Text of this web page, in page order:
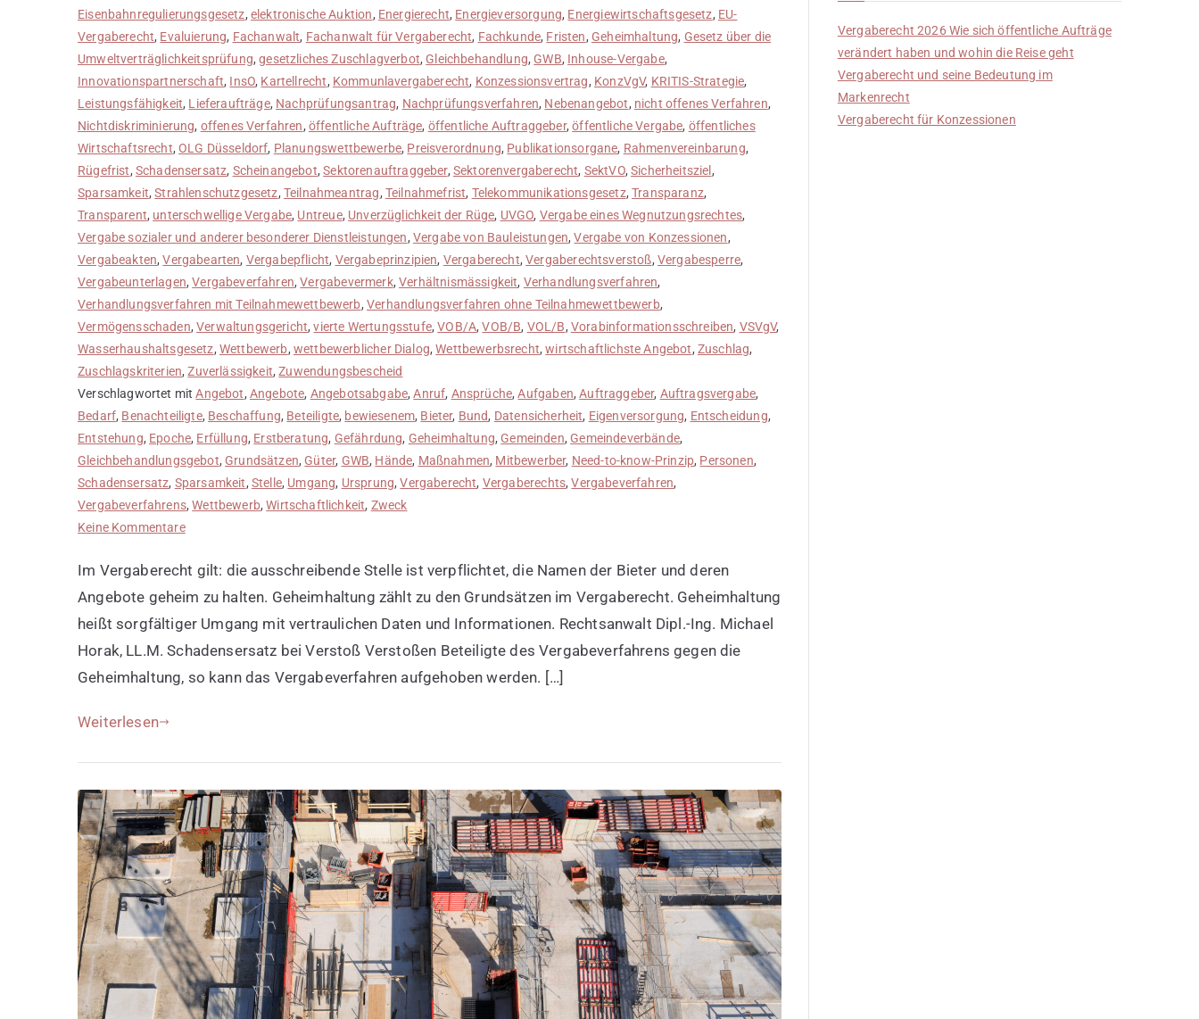
Eisenbahnregulierungsgesetz, elektronische Auktion, Energierecht, Energieversorgung, Energiewirtschaftsgesetz, EU-
Vergaberecht, Evaluierung, Fachanwalt, Fachanwalt für Vergaberecht, Fachkunde, Fristen, Geheimhaltung, Gesetz über die
Umweltverträglichkeitsprüfung,gesetzliches Zuschlagverbot, Gleichbehandlung, GWB, Inhouse-Vergabe,
Innovationspartnerschaft, InsO, Kartellrecht, Kommunlavergaberecht, Konzessionsvertrag, KonzVgV, KRITIS-Strategie,
Leistungsfähigkeit, Lieferaufträge, Nachprüfungsantrag, Nachprüfungsverfahren, Nebenangebot, nicht offenes Verfahren,
Nichtdiskriminierung, offenes Verfahren, öffentliche Aufträge, öffentliche Auftraggeber,öffentliche Vergabe, öffentliches
Wirtschaftsrecht,OLG Düsseldorf, Planungswettbewerbe, Preisverordnung, Publikationsorgane, Rahmenvereinbarung,
Rügefrist, Schadensersatz, Scheinangebot,Sektorenauftraggeber, Sektorenvergaberecht, SektVO,Sicherheitsziel ,
Sparsamkeit,Strahlenschutzgesetz, Teilnahmeantrag, Teilnahmefrist, Telekommunikationsgesetz,Transparanz,
Transparent, unterschwellige Vergabe, Untreue, Unverzüglichkeit der Rüge, UVGO, Vergabe eines Wegnutzungsrechtes,
Vergabe sozialer und anderer besonderer Dienstleistungen, Vergabe von Bauleistungen,Vergabe von Konzessionen,
Vergabeakten,Vergabearten, Vergabepflicht, Vergabeprinzipien, Vergaberecht,Vergaberechtsverstoß, Vergabesperre,
Vergabeunterlagen,Vergabeverfahren,Vergabevermerk,Verhältnismässigkeit, Verhandlungsverfahren,
Verhandlungsverfahren mit Teilnahmewettbewerb, Verhandlungsverfahren ohne Teilnahmewettbewerb,
Vermögensschaden,Verwaltungsgericht,vierte Wertungsstufe,VOB/A,VOB/B, VOL/B, Vorabinformationsschreiben, VSVgV,
Wasserhaushaltsgesetz, Wettbewerb, wettbewerblicher Dialog,Wettbewerbsrecht,wirtschaftlichste Angebot, Zuschlag,
Zuschlagskriterien,Zuverlässigkeit,Zuwendungsbescheid
Verschlagwortet mitAngebot, Angebote, Angebotsabgabe,Anruf, Ansprüche,Aufgaben,Auftraggeber, Auftragsvergabe,
Bedarf, Benachteiligte, Beschaffung, Beteiligte, bewiesenem, Bieter, Bund, Datensicherheit, Eigenversorgung, Entscheidung,
Entstehung, Epoche, Erfüllung, Erstberatung, Gefährdung, Geheimhaltung, Gemeinden, Gemeindeverbände,
Gleichbehandlungsgebot, Grundsätzen, Güter, GWB, Hände, Maßnahmen, Mitbewerber, Need-to-know-Prinzip, Personen,
Schadensersatz, Sparsamkeit, Stelle, Umgang, Ursprung,Vergaberecht, Vergaberechts,Vergabeverfahren,
Vergabeverfahrens,Wettbewerb,Wirtschaftlichkeit, Zweck
Keine Kommentarezu
wahren
Im Vergaberecht gilt: die ausschreibende Stelle ist verpflichtet, die Namen der Bieter und deren
Angebote geheim zu halten. Geheimhaltung zählt zu den Grundsätzen im Vergaberecht. Geheimhaltung
heißt sorgfältiger Umgang mit vertraulichen Daten und Informationen. Rechtsanwalt Dipl.-Ing. Michael
Horak, LL.M. Schadensersatz bei Verstoß Verstoßen Beteiligte des Vergabeverfahrens gegen die
Geheimhaltung, so kann das Vergabeverfahren aufgehoben werden. […]
Weiterlesen
Vergaberecht 2026 Wie sich öffentliche Aufträge
verändert haben und wohin die Reise geht
Vergaberecht und seine Bedeutung im
Markenrecht
Vergaberecht für Konzessionen